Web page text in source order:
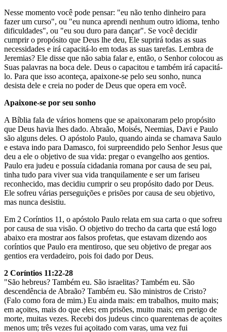
Nesse momento você pode pensar: "eu não tenho dinheiro para
fazer um curso", ou "eu nunca aprendi nenhum outro idioma, tenho
dificuldades", ou "eu sou duro para dançar". Se você decidir
cumprir o propósito que Deus lhe deu, Ele suprirá todas as suas
necessidades e irá capacitá-lo em todas as suas tarefas. Lembra de
Jeremias? Ele disse que não sabia falar e, então, o Senhor colocou as
Suas palavras na boca dele. Deus o capacitou e também irá capacitá-
lo. Para que isso aconteça, apaixone-se pelo seu sonho, nunca
desista dele e creia no poder de Deus que opera em você.
Apaixone-se por seu sonho
A Bíblia fala de vários homens que se apaixonaram pelo propósito
que Deus havia lhes dado. Abraão, Moisés, Neemias, Davi e Paulo
são alguns deles. O apóstolo Paulo, quando ainda se chamava Saulo
e estava indo para Damasco, foi surpreendido pelo Senhor Jesus que
deu a ele o objetivo de sua vida: pregar o evangelho aos gentios.
Paulo era judeu e possuía cidadania romana por causa de seu pai,
tinha tudo para viver sua vida tranquilamente e ser um fariseu
reconhecido, mas decidiu cumprir o seu propósito dado por Deus.
Ele sofreu várias perseguições e prisões por causa de seu objetivo,
mas nunca desistiu.
Em 2 Coríntios 11, o apóstolo Paulo relata em sua carta o que sofreu
por causa de sua visão. O objetivo do trecho da carta que está logo
abaixo era mostrar aos falsos profetas, que estavam dizendo aos
coríntios que Paulo era mentiroso, que seu objetivo de pregar aos
gentios era verdadeiro, pois foi dado por Deus.
2 Coríntios 11:22-28
"São hebreus? Também eu. São israelitas? Também eu. São
descendência de Abraão? Também eu. São ministros de Cristo?
(Falo como fora de mim.) Eu ainda mais: em trabalhos, muito mais;
em açoites, mais do que eles; em prisões, muito mais; em perigo de
morte, muitas vezes. Recebi dos judeus cinco quarentenas de açoites
menos um; três vezes fui açoitado com varas, uma vez fui